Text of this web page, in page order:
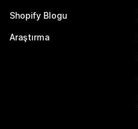
Shopify Blogu
Araştırma